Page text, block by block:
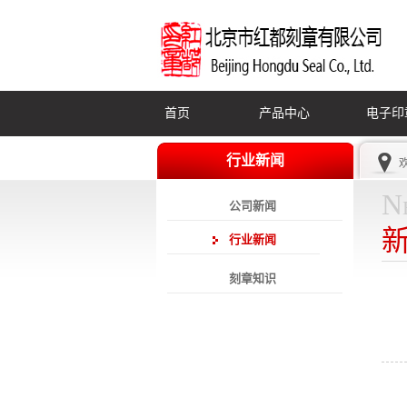
首页 产品中心 电子印
行业新闻
公司新闻
行业新闻
刻章知识